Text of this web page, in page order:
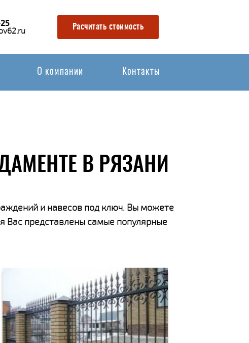
Расчитать стоимость
О компании Контакты
В РЯЗАНИ
и навесов под ключ. Вы можете
Вас представлены самые популярные